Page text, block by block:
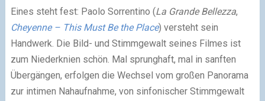
Eines steht fest: Paolo Sorrentino (La Grande Bellezza,
Cheyenne – This Must Be the Place) versteht sein
Handwerk. Die Bild- und Stimmgewalt seines Filmes ist
zum Niederknien schön. Mal sprunghaft, mal in sanften
Übergängen, erfolgen die Wechsel vom großen Panorama
zur intimen Nahaufnahme, von sinfonischer Stimmgewalt